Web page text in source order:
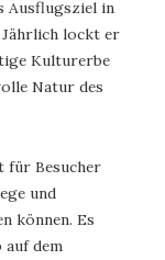
Ausflugsziel in
Jährlich lockt er
Kulturerbe
Natur des
für Besucher
und
können. Es
auf dem